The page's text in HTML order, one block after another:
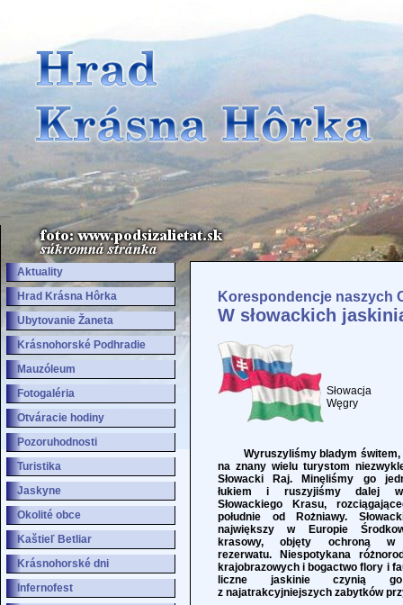
Aktuality
Hrad Krásna Hôrka
Ubytovanie Žaneta
Krásnohorské Podhradie
Mauzóleum
Fotogaléria
Otváracie hodiny
Pozoruhodnosti
Turistika
Jaskyne
Okolité obce
Kaštieľ Betliar
Krásnohorské dni
Infernofest
Korespondencje naszych
W słowackich
Słowacja
Węgry
Wyruszyliśmy bladym świtem,
na znany wielu turystom
Słowacki Raj. Minęliśmy go
łukiem i ruszyjiśmy dalej
Słowackiego Krasu,
południe od Rożniawy.
największy w Europie
krasowy, objęty ochroną w
rezerwatu. Niespotykana
krajobrazowych i bogactwo flory i
liczne jaskinie czynią
z najatrakcyjniejszych zabytków